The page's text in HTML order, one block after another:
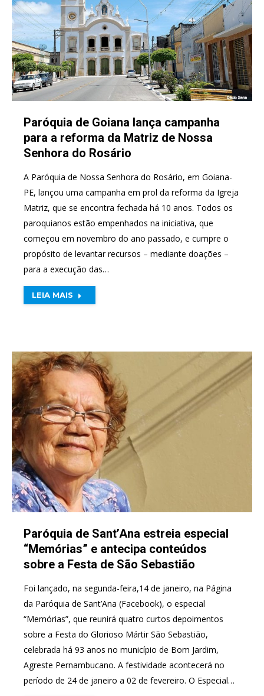
Paróquia de Goiana lança campanha
para a reforma da Matriz de Nossa
Senhora do Rosário
A Paróquia de Nossa Senhora do Rosário, em Goiana-
PE, lançou uma campanha em prol da reforma da Igreja
Matriz, que se encontra fechada há 10 anos. Todos os
paroquianos estão empenhados na iniciativa, que
começou em novembro do ano passado, e cumpre o
propósito de levantar recursos – mediante doações –
para a execução das…
LEIA MAIS
Paróquia de Sant’Ana estreia especial
“Memórias” e antecipa conteúdos
sobre a Festa de São Sebastião
Foi lançado, na segunda-feira,14 de janeiro, na Página
da Paróquia de Sant’Ana (Facebook), o especial
“Memórias”, que reunirá quatro curtos depoimentos
sobre a Festa do Glorioso Mártir São Sebastião,
celebrada há 93 anos no município de Bom Jardim,
Agreste Pernambucano. A festividade acontecerá no
período de 24 de janeiro a 02 de fevereiro. O Especial…